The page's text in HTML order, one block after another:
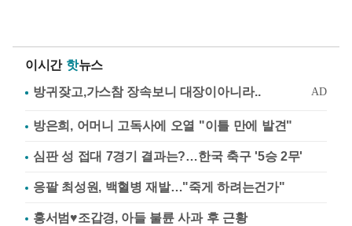
이시간 핫뉴스
방은희, 어머니 고독사에 오열 "이틀 만에 발견"
심판 성 접대 7경기 결과는?…한국 축구 '5승 2무'
응팔 최성원, 백혈병 재발…"죽게 하려는건가"
홍서범♥조갑경, 아들 불륜 사과 후 근황